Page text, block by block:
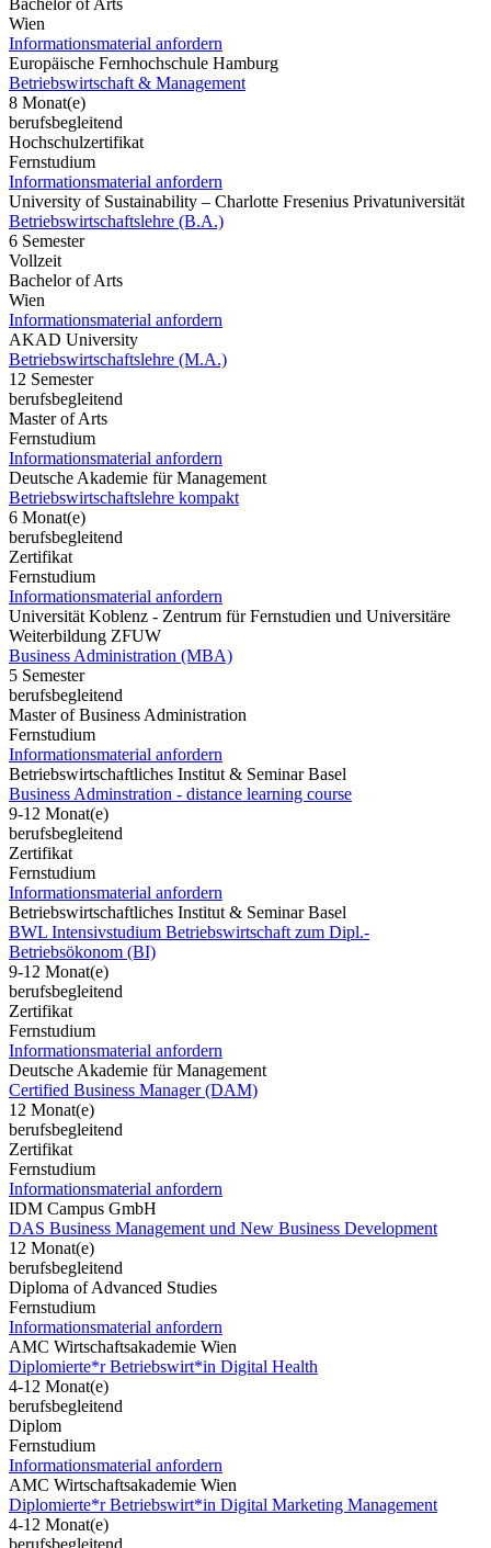
Bachelor of Arts
Wien
Informationsmaterial anfordern
Europäische Fernhochschule Hamburg
Betriebswirtschaft & Management
8 Monat(e)
berufsbegleitend
Hochschulzertifikat
Fernstudium
Informationsmaterial anfordern
University of Sustainability – Charlotte Fresenius Privatuniversität
Betriebswirtschaftslehre (B.A.)
6 Semester
Vollzeit
Bachelor of Arts
Wien
Informationsmaterial anfordern
AKAD University
Betriebswirtschaftslehre (M.A.)
12 Semester
berufsbegleitend
Master of Arts
Fernstudium
Informationsmaterial anfordern
Deutsche Akademie für Management
Betriebswirtschaftslehre kompakt
6 Monat(e)
berufsbegleitend
Zertifikat
Fernstudium
Informationsmaterial anfordern
Universität Koblenz - Zentrum für Fernstudien und Universitäre
Weiterbildung ZFUW
Business Administration (MBA)
5 Semester
berufsbegleitend
Master of Business Administration
Fernstudium
Informationsmaterial anfordern
Betriebswirtschaftliches Institut & Seminar Basel
Business Adminstration - distance learning course
9-12 Monat(e)
berufsbegleitend
Zertifikat
Fernstudium
Informationsmaterial anfordern
Betriebswirtschaftliches Institut & Seminar Basel
BWL Intensivstudium Betriebswirtschaft zum Dipl.-
Betriebsökonom (BI)
9-12 Monat(e)
berufsbegleitend
Zertifikat
Fernstudium
Informationsmaterial anfordern
Deutsche Akademie für Management
Certified Business Manager (DAM)
12 Monat(e)
berufsbegleitend
Zertifikat
Fernstudium
Informationsmaterial anfordern
IDM Campus GmbH
DAS Business Management und New Business Development
12 Monat(e)
berufsbegleitend
Diploma of Advanced Studies
Fernstudium
Informationsmaterial anfordern
AMC Wirtschaftsakademie Wien
Diplomierte*r Betriebswirt*in Digital Health
4-12 Monat(e)
berufsbegleitend
Diplom
Fernstudium
Informationsmaterial anfordern
AMC Wirtschaftsakademie Wien
Diplomierte*r Betriebswirt*in Digital Marketing Management
4-12 Monat(e)
berufsbegleitend